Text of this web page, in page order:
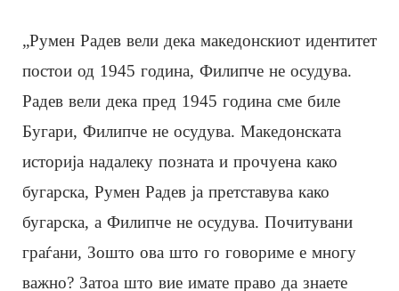
„Румен Радев вели дека македонскиот идентитет
постои од 1945 година, Филипче не осудува.
Радев вели дека пред 1945 година сме биле
Бугари, Филипче не осудува. Македонската
историја надалеку позната и прочуена како
бугарска, Румен Радев ја претставува како
бугарска, а Филипче не осудува. Почитувани
граѓани, Зошто ова што го говориме е многу
важно? Затоа што вие имате право да знаете